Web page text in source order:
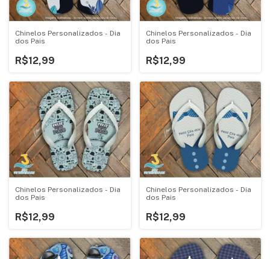
Chinelos Personalizados - Dia
dos Pais
R$12,99
Chinelos Personalizados - Dia
dos Pais
R$12,99
Chinelos Personalizados - Dia
dos Pais
R$12,99
Chinelos Personalizados - Dia
dos Pais
R$12,99